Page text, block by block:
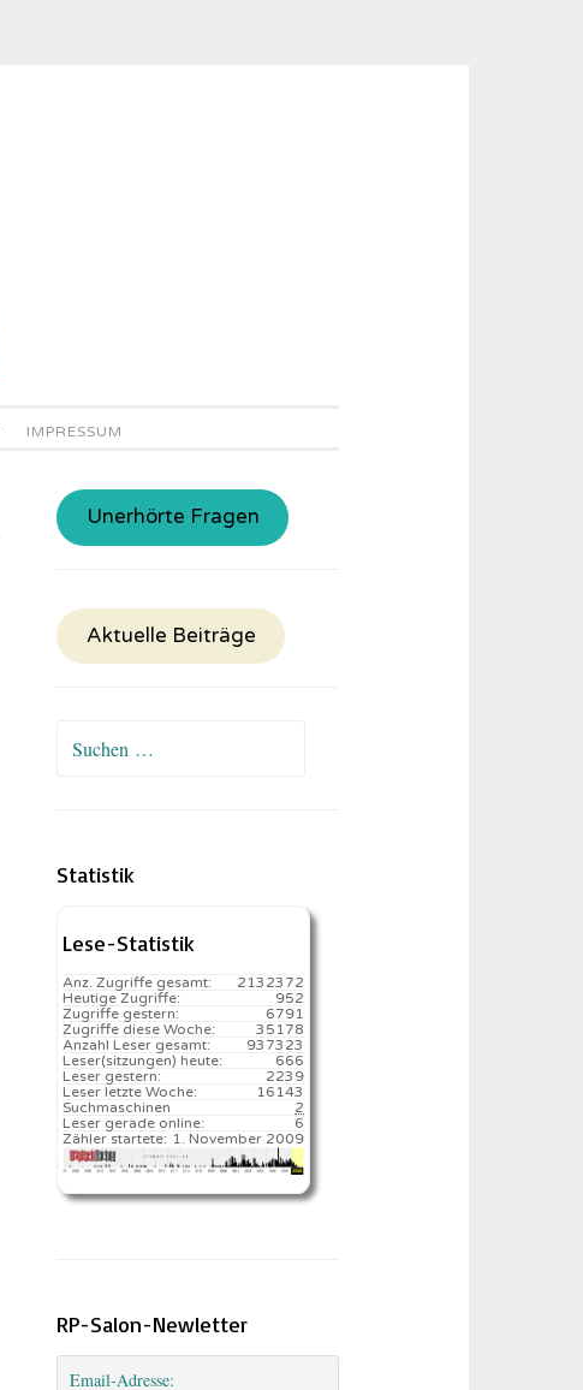
IMPRESSUM
Unerhörte Fragen
Aktuelle Beiträge
Suchen
Statistik
Lese-Statistik
2132372
Anz. Zugriffe gesamt:
952
Heutige Zugriffe:
6791
Zugriffe gestern:
35178
Zugriffe diese Woche:
937323
Anzahl Leser gesamt:
666️
Leser(sitzungen) heute:
2239
Leser gestern:
16143️
Leser letzte Woche:
2
Suchmaschinen
6
Leser gerade online:
1. November 2009
Zähler startete:
RP-Salon-Newletter